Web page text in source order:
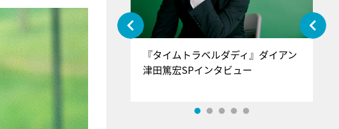
ブ！げーみんぐ』＝LOV
羅＆佐々木舞香SPインタ
『タイムトラベルダディ』ダイアン
津田篤宏SPインタビュー